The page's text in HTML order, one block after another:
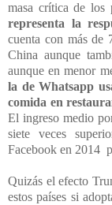
masa crítica de los
representa la
cuenta con más de
China aunque
aunque en menor
la de Whatsapp
comida en
El ingreso medio
siete veces
Facebook en 2014
Quizás el efecto
estos países si